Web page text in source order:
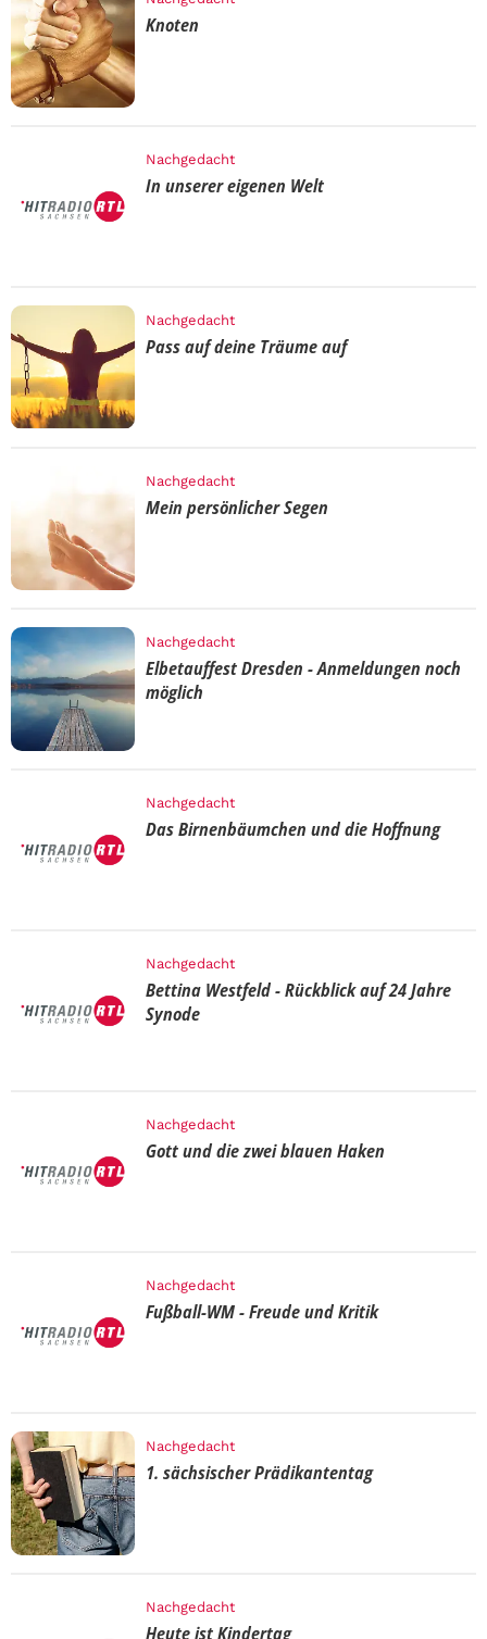
Knoten
Nachgedacht
In unserer eigenen Welt
Nachgedacht
Pass auf deine Träume auf
Nachgedacht
Mein persönlicher Segen
Nachgedacht
Elbetauffest Dresden - Anmeldungen noch
möglich
Nachgedacht
Das Birnenbäumchen und die Hoffnung
Nachgedacht
Bettina Westfeld - Rückblick auf 24 Jahre
Synode
Nachgedacht
Gott und die zwei blauen Haken
Nachgedacht
Fußball-WM - Freude und Kritik
Nachgedacht
1. sächsischer Prädikantentag
Nachgedacht
Heute ist Kindertag